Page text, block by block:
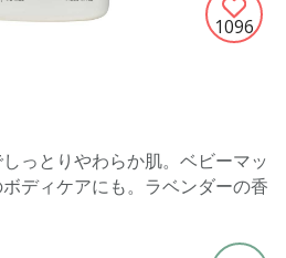
1096
っとりやわらか肌。ベビーマッ
ディケアにも。ラベンダーの香